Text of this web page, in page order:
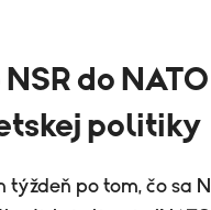
do
politiky
týždeň po tom, čo sa